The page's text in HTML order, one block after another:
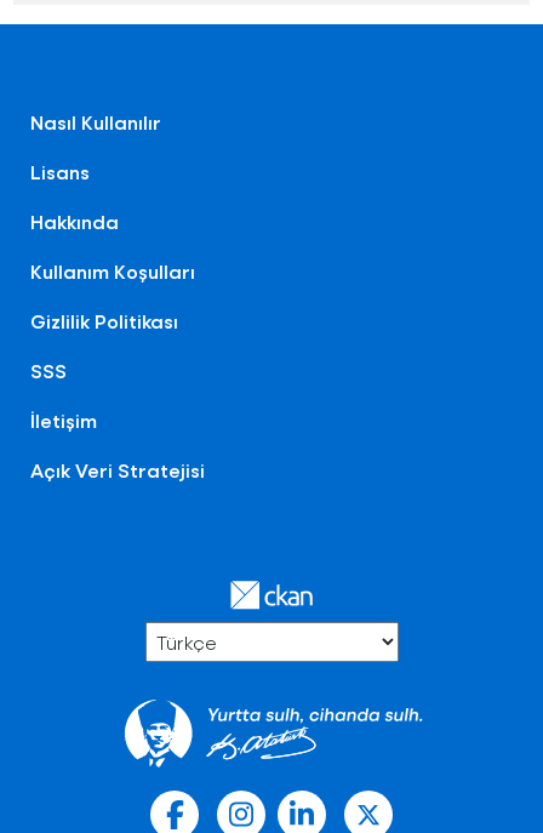
Nasıl Kullanılır
Lisans
Hakkında
Kullanım Koşulları
Gizlilik Politikası
SSS
İletişim
Açık Veri Stratejisi